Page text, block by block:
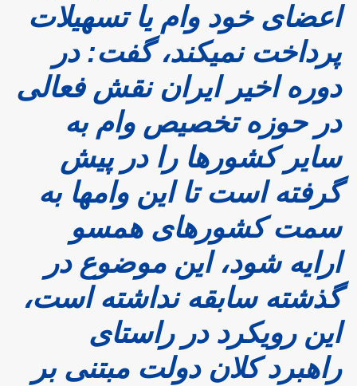
اعضای خود وام یا تسهیلات
پرداخت نمیکند، گفت: در
دوره اخیر ایران نقش فعالی
در حوزه تخصیص وام به
سایر کشورها را در پیش
گرفته است تا این وامها به
سمت کشورهای همسو
ارایه شود، این موضوع در
گذشته سابقه نداشته است،
این رویکرد در راستای
راهبرد کلان دولت مبتنی بر